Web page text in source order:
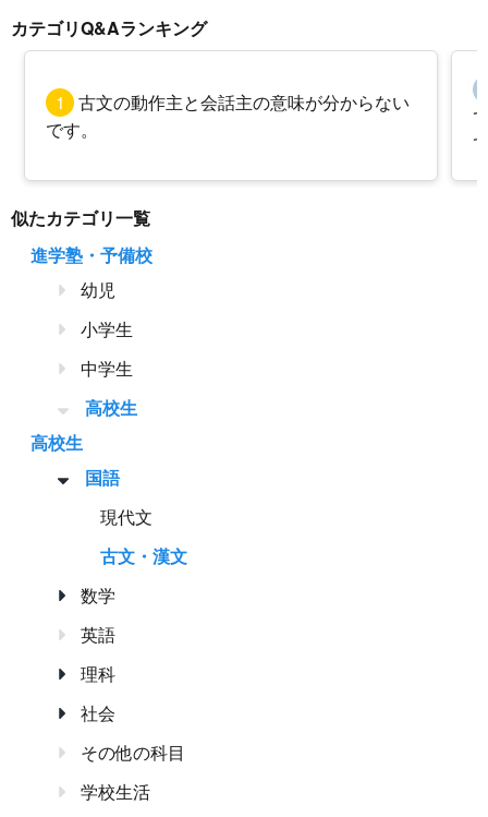
カテゴリQ&Aランキング
1
古文の動作主と会話主の意味が分からない
です。
似たカテゴリ一覧
進学塾・予備校
幼児
小学生
中学生
高校生
高校生
国語
現代文
古文・漢文
数学
英語
理科
社会
その他の科目
学校生活